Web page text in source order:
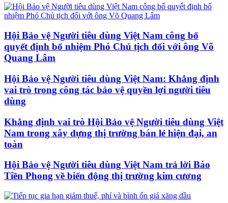
Hội Bảo vệ Người tiêu dùng Việt Nam công bố
quyết định bổ nhiệm Phó Chủ tịch đối với ông Võ
Quang Lâm
Hội Bảo vệ Người tiêu dùng Việt Nam: Khẳng định
vai trò trong công tác bảo vệ quyền lợi người tiêu
dùng
Khẳng định vai trò Hội Bảo vệ Người tiêu dùng Việt
Nam trong xây dựng thị trường bán lẻ hiện đại, an
toàn
Hội Bảo vệ Người tiêu dùng Việt Nam trả lời Báo
Tiền Phong về biến động thị trường kim cương